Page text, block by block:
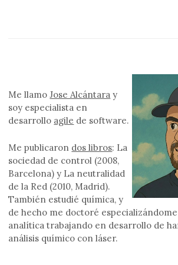
Me llamoJose Alcántara y
soy especialista en
desarrollo agile de software.
Me publicaron dos libros: La
sociedad de control (2008,
Barcelona) y La neutralidad
de la Red (2010, Madrid).
También estudié química, y
de hecho me doctoré
analítica trabajando en desarrollo de
análisis químico con láser.